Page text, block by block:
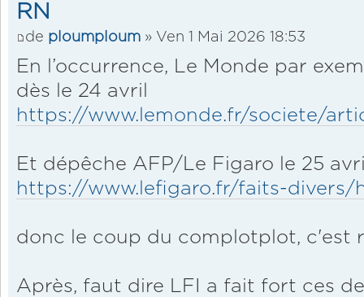
RN
de ploumploum » Ven 1 Mai 2026 18:53
En l’occurrence, Le Monde par
dès le 24 avril
https://www.lemonde.fr/societe/
Et dépêche AFP/Le Figaro le 25
https://www.lefigaro.fr/faits-divers/
donc le coup du complotplot, c'est
Après, faut dire LFI a fait fort ces